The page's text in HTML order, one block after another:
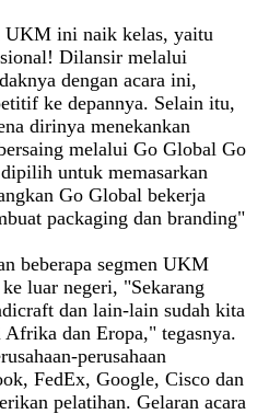
UKM ini naik kelas, yaitu
Dilansir melalui
dengan acara ini,
ke depannya. Selain itu,
dirinya menekankan
melalui Go Global Go
untuk memasarkan
Go Global bekerja
packaging dan branding"
beberapa segmen UKM
luar negeri, "Sekarang
dan lain-lain sudah kita
dan Eropa," tegasnya.
perusahaan
FedEx, Google, Cisco dan
pelatihan. Gelaran acara